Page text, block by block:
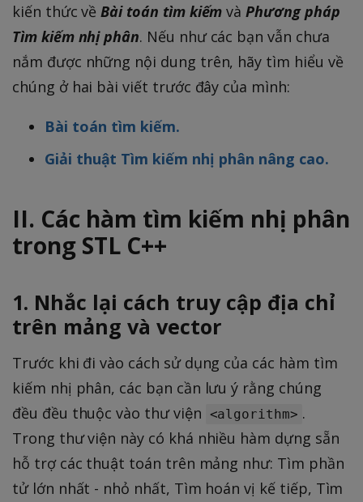
kiến thức vềBài toán tìm kiếm vàPhương pháp
Tìm kiếm nhị phân. Nếu như các bạn vẫn chưa
nắm được những nội dung trên, hãy tìm hiểu về
chúng ở hai bài viết trước đây của mình:
Bài toán tìm kiếm.
Giải thuật Tìm kiếm nhị phân nâng cao.
II. Các hàm tìm kiếm nhị phân
trong STL C++
1. Nhắc lại cách truy cập địa chỉ
trên mảng và vector
Trước khi đi vào cách sử dụng của các hàm tìm
kiếm nhị phân, các bạn cần lưu ý rằng chúng
đều đều thuộc vào thư viện <algorithm> .
Trong thư viện này có khá nhiều hàm dựng sẵn
hỗ trợ các thuật toán trên mảng như: Tìm phần
tử lớn nhất - nhỏ nhất, Tìm hoán vị kế tiếp, Tìm